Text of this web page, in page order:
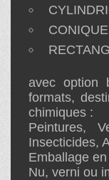
avec option
formats,
chimiques :
Peintures,
Insecticides,
Emballage
Nu, verni ou